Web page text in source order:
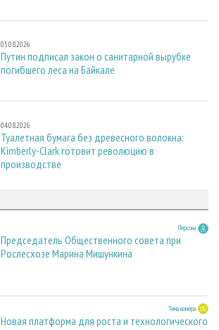
05.08.2026
Путин подписал закон о санитарной вырубке
погибшего леса на Байкале
04.08.2026
Туалетная бумага без древесного волокна:
Kimberly-Clark готовит революцию в
производстве
Персона
Председатель Общественного совета при
Рослесхозе Марина Мишункина
Тема номера
Новая платформа для роста и технологического